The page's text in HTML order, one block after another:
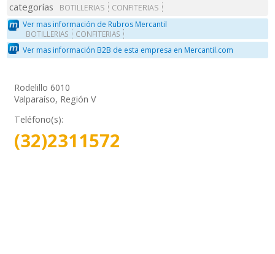
categorías BOTILLERIAS
CONFITERIAS
Ver mas información de Rubros Mercantil
BOTILLERIAS CONFITERIAS
Ver mas información B2B de esta empresa en Mercantil.com
Rodelillo 6010
Valparaíso, Región V
Teléfono(s):
(32)2311572